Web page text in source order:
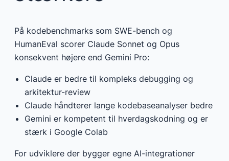
På kodebenchmarks som SWE-bench og
HumanEval scorer Claude Sonnet og Opus
konsekvent højere end Gemini Pro:
Claude er bedre til kompleks debugging og
arkitektur-review
Claude håndterer lange kodebaseanalyser bedre
Gemini er kompetent til hverdagskodning og er
stærk i Google Colab
For udviklere der bygger egne AI-integrationer